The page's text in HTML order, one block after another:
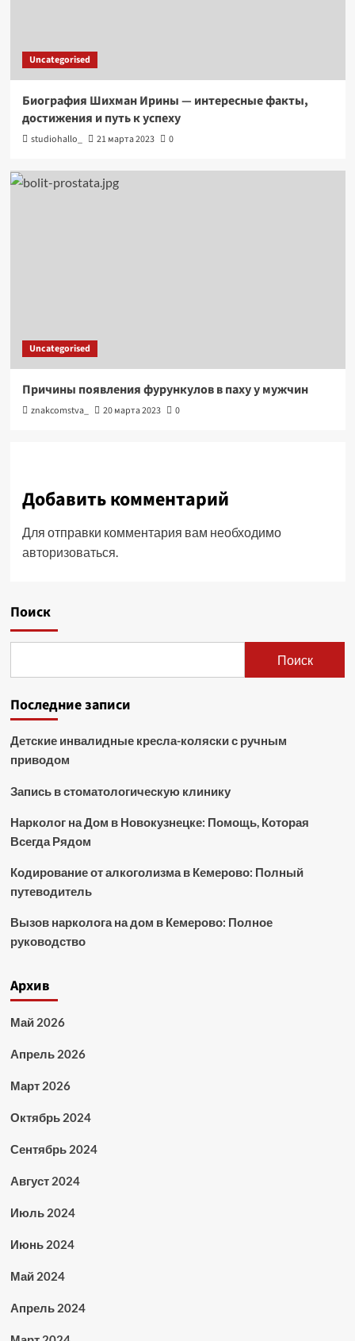
Uncategorised
Биография Шихман Ирины — интересные факты,
достижения и путь к успеху
studiohallo_ 21 марта 2023 0
Uncategorised
Причины появления фурункулов в паху у мужчин
znakcomstva_ 20 марта 2023 0
Добавить комментарий
Для отправки комментария вам необходимо
авторизоваться.
Поиск
Поиск
Последние записи
Детские инвалидные кресла-коляски с ручным
приводом
Запись в стоматологическую клинику
Нарколог на Дом в Новокузнецке: Помощь, Которая
Всегда Рядом
Кодирование от алкоголизма в Кемерово: Полный
путеводитель
Вызов нарколога на дом в Кемерово: Полное
руководство
Архив
Май 2026
Апрель 2026
Март 2026
Октябрь 2024
Сентябрь 2024
Август 2024
Июль 2024
Июнь 2024
Май 2024
Апрель 2024